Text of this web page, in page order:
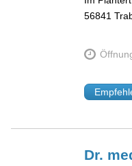
56841
Dr.